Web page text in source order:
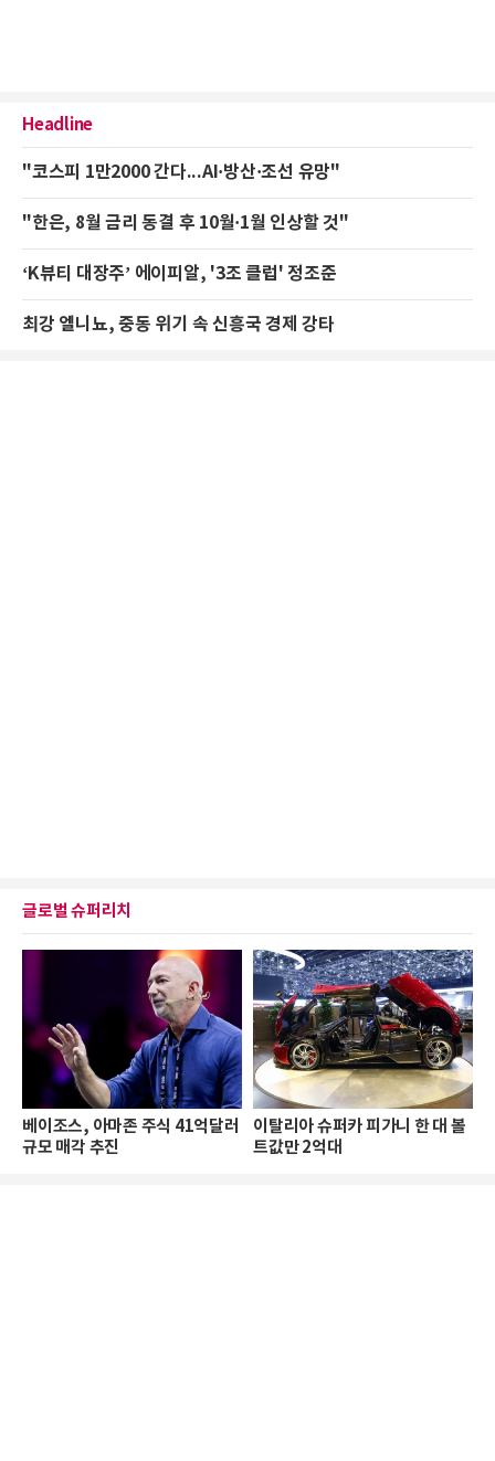
Headline
"코스피 1만2000 간다...AI·방산·조선 유망"
"한은, 8월 금리 동결 후 10월·1월 인상할 것"
‘K뷰티 대장주’ 에이피알, '3조 클럽' 정조준
최강 엘니뇨, 중동 위기 속 신흥국 경제 강타
글로벌 슈퍼리치
베이조스, 아마존 주식 41억달러
규모 매각 추진
이탈리아 슈퍼카 피가니 한 대 볼
트값만 2억대